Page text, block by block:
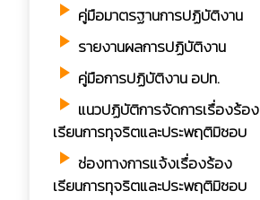
play_arrow คู่มือมาตรฐานการปฏิบัติงาน
play_arrow รายงานผลการปฏิบัติงาน
play_arrow คู่มือการปฏิบัติงาน อปท.
play_arrow แนวปฏิบัติการจัดการเรื่องร้อง
เรียนการทุจริตและประพฤติมิชอบ
play_arrow ช่องทางการแจ้งเรื่องร้อง
เรียนการทุจริตและประพฤติมิชอบ